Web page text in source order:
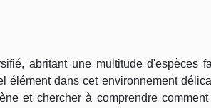
abritant une multitude d'espèces
élément dans cet environnement
et chercher à comprendre